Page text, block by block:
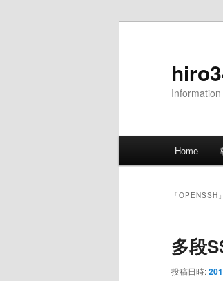
Home
「OPENSSH
多段
投稿日時: